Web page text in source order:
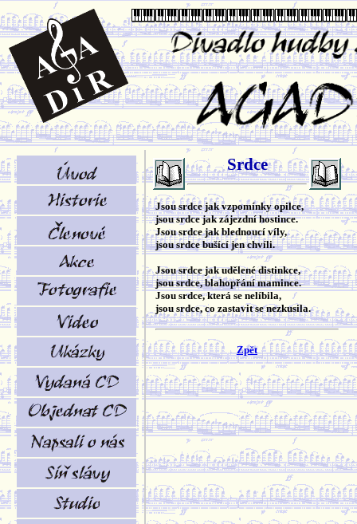
Srdce
Jsou srdce jak vzpomínky opilce,
jsou srdce jak zájezdní hostince.
Jsou srdce jak blednoucí víly,
jsou srdce bušící jen chvíli.
Jsou srdce jak udělené distinkce,
jsou srdce, blahopřání mamince.
Jsou srdce, která se nelíbila,
jsou srdce, co zastavit se nezkusila.
Zpět